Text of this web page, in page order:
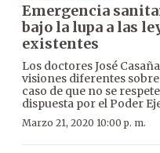
Emergencia
bajo la lupa a las
existentes
Los doctores José
visiones diferentes sobre
caso de que no se
dispuesta por el Poder
Marzo 21, 2020 10:00 p. m.